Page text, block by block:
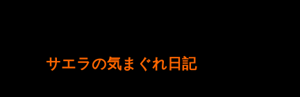
サエラの気まぐれ日記